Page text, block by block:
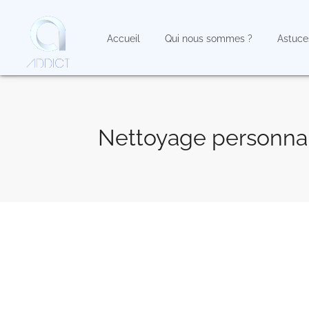
Accueil Qui nous sommes ?
Nettoyage